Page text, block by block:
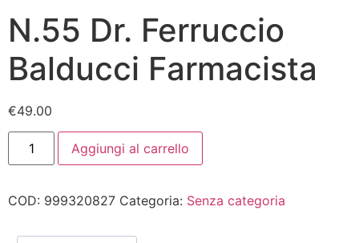
N.55 Dr. Ferruccio
Balducci Farmacista
€49.00
Aggiungi al carrello
COD: 999320827 Categoria: Senza categoria